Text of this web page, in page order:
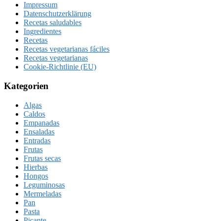
Impressum
Datenschutzerklärung
Recetas saludables
Ingredientes
Recetas
Recetas vegetarianas fáciles
Recetas vegetarianas
Cookie-Richtlinie (EU)
Kategorien
Algas
Caldos
Empanadas
Ensaladas
Entradas
Frutas
Frutas secas
Hierbas
Hongos
Leguminosas
Mermeladas
Pan
Pasta